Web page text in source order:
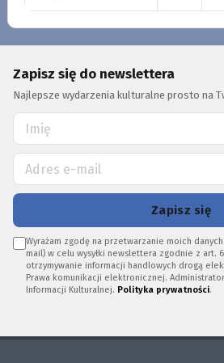
Zapisz się do newslettera
Najlepsze wydarzenia kulturalne prosto na
Zapisz się
Wyrażam zgodę na przetwarzanie moich
mail) w celu wysyłki newslettera zgodnie z art.
otrzymywanie informacji handlowych drogą
Prawa komunikacji elektronicznej.
Informacji Kulturalnej. Polityka prywatności.